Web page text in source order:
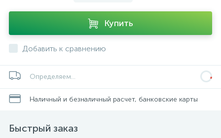
Купить
Добавить к сравнению
Определяем...
Наличный и безналичный расчет, банковские карты
Быстрый заказ